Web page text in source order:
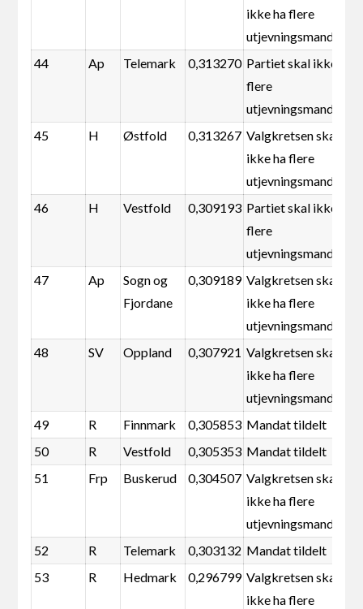
ikke ha flere
utjevningsmandater
44
Ap Telemark 0,313270 Partiet skal ikke ha
flere
utjevningsmandater
45
H Østfold 0,313267 Valgkretsen skal
ikke ha flere
utjevningsmandater
46
H Vestfold 0,309193 Partiet skal ikke ha
flere
utjevningsmandater
47
Ap
Sogn og
Fjordane
0,309189 Valgkretsen skal
ikke ha flere
utjevningsmandater
48
SV Oppland 0,307921 Valgkretsen skal
ikke ha flere
utjevningsmandater
49
R Finnmark 0,305853 Mandat tildelt
50
R Vestfold 0,305353 Mandat tildelt
51
Frp Buskerud 0,304507 Valgkretsen skal
ikke ha flere
utjevningsmandater
52
R Telemark 0,303132 Mandat tildelt
53
R Hedmark 0,296799 Valgkretsen skal
ikke ha flere